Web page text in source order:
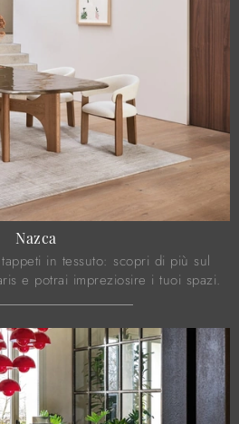
Nazca
in tessuto: scopri di più sul
e potrai impreziosire i tuoi spazi.